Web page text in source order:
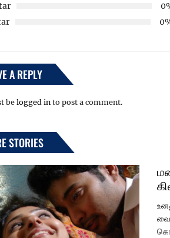
A REPLY
belogged in to post a comment.
STORIES